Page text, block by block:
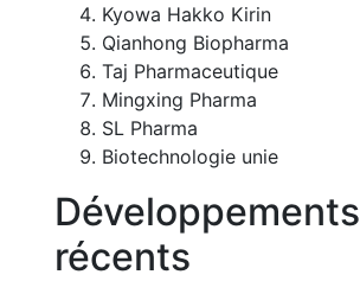
Kyowa Hakko Kirin
Qianhong Biopharma
Taj Pharmaceutique
Mingxing Pharma
SL Pharma
Biotechnologie unie
Développements
récents